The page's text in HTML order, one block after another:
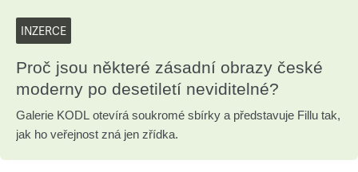
INZERCE
Proč jsou některé zásadní obrazy české
moderny po desetiletí neviditelné?
Galerie KODL otevírá soukromé sbírky a představuje Fillu tak,
jak ho veřejnost zná jen zřídka.